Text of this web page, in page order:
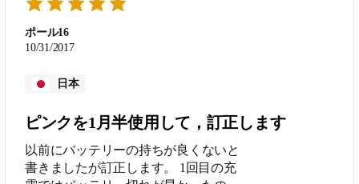
ポール16
10/31/2017
日本
ピンクを1月半使用して，訂正します
以前にバッテリーの持ちが良くないと
書きましたが訂正します。 1回目の充